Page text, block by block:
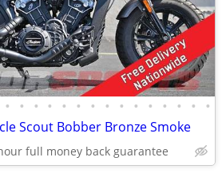
• • • • • • • • • • • • • • •
Scout Bobber Bronze Smoke
full money back guarantee